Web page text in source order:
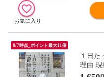
8/7時点_ポイント最大11倍
１日た
理由 現
ソッド